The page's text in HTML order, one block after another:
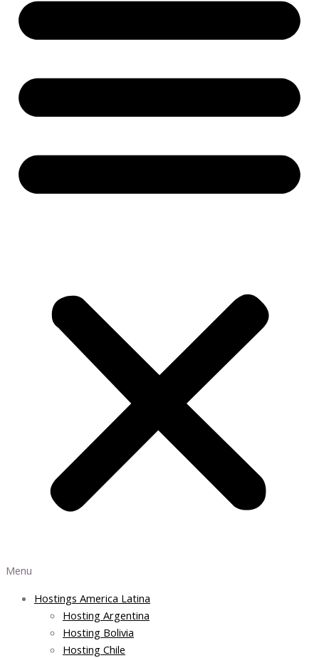
Menu
Hostings America Latina
Hosting Argentina
Hosting Bolivia
Hosting Chile